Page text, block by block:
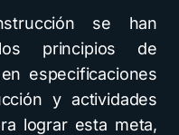
se han
principios de
especificaciones
y actividades
lograr esta meta,